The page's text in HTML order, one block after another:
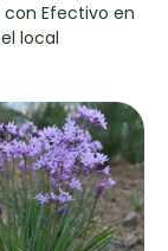
con Efectivo en
el local